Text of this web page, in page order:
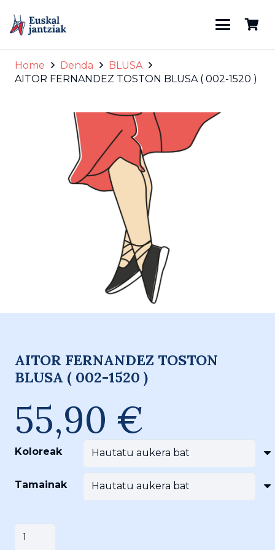
Home Denda
BLUSA
AITOR FERNANDEZ TOSTON BLUSA ( 002-1520 )
AITOR FERNANDEZ TOSTON
BLUSA ( 002-1520 )
55,90 €
Koloreak
Tamainak